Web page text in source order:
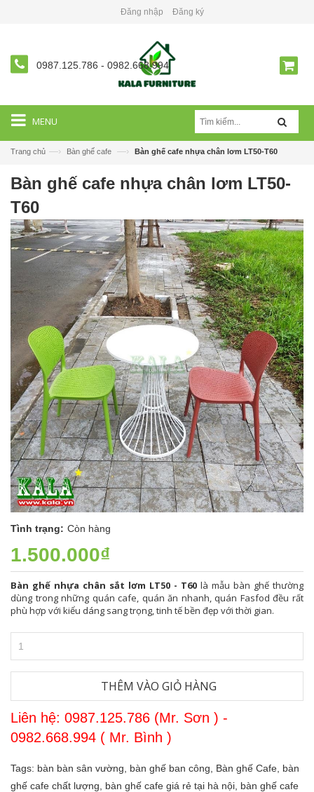
Đăng nhập Đăng ký
0987.125.786 - 0982.668.994
MENU
Trang chủ —› Bàn ghế cafe —› Bàn ghế cafe nhựa chân lơm LT50-T60
Bàn ghế cafe nhựa chân lơm LT50-
T60
Tình trạng: Còn hàng
1.500.000₫
Bàn ghế nhựa chân sắt lơm LT50 - T60 là mẫu bàn ghế thường
dùng trong những quán cafe, quán ăn nhanh, quán Fasfod đều rất
phù hợp với kiểu dáng sang trọng, tinh tế bền đẹp với thời gian.
THÊM VÀO GIỎ HÀNG
Liên hệ: 0987.125.786 (Mr. Sơn ) -
0982.668.994 ( Mr. Bình )
Tags: bàn bàn sân vường, bàn ghế ban công, Bàn ghế Cafe, bàn
ghế cafe chất lượng, bàn ghế cafe giá rẻ tại hà nội, bàn ghế cafe